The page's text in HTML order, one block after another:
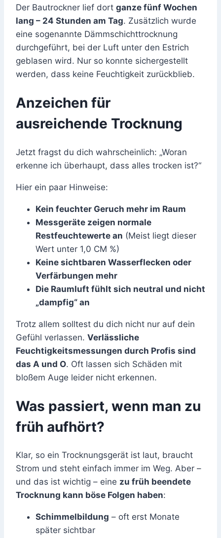
Der Bautrockner lief dort ganze fünf Wochen
lang – 24 Stunden am Tag. Zusätzlich wurde
eine sogenannte Dämmschichttrocknung
durchgeführt, bei der Luft unter den Estrich
geblasen wird. Nur so konnte sichergestellt
werden, dass keine Feuchtigkeit zurückblieb.
Anzeichen für
ausreichende Trocknung
Jetzt fragst du dich wahrscheinlich: „Woran
erkenne ich überhaupt, dass alles trocken ist?“
Hier ein paar Hinweise:
Kein feuchter Geruch mehr im Raum
Messgeräte zeigen normale
Restfeuchtewerte an (Meist liegt dieser
Wert unter 1,0 CM %)
Keine sichtbaren Wasserflecken oder
Verfärbungen mehr
Die Raumluft fühlt sich neutral und nicht
„dampfig“ an
Trotz allem solltest du dich nicht nur auf dein
Gefühl verlassen. Verlässliche
Feuchtigkeitsmessungen durch Profis sind
das A und O. Oft lassen sich Schäden mit
bloßem Auge leider nicht erkennen.
Was passiert, wenn man zu
früh aufhört?
Klar, so ein Trocknungsgerät ist laut, braucht
Strom und steht einfach immer im Weg. Aber –
und das ist wichtig – eine zu früh beendete
Trocknung kann böse Folgen haben:
Schimmelbildung – oft erst Monate
später sichtbar